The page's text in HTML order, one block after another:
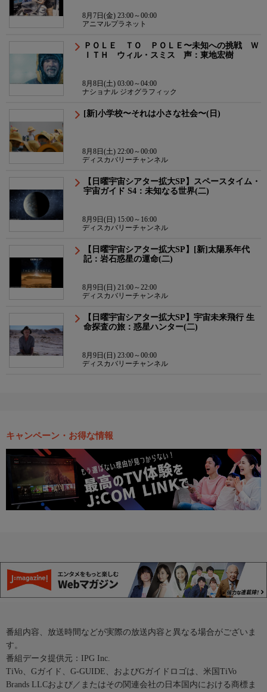
8月7日(金) 23:00～00:00
アニマルプラネット
ＰＯＬＥ ＴＯ ＰＯＬＥ〜未知への挑戦 Ｗ
ＩＴＨ ウィル・スミス 声：東地宏樹
8月8日(土) 03:00～04:00
ナショナル ジオグラフィック
[新]小学校〜それは小さな社会〜(日)
8月8日(土) 22:00～00:00
ディスカバリーチャンネル
【日曜宇宙シアター拡大SP】スペースタイム・
宇宙ガイド S4：未知なる世界(二)
8月9日(日) 15:00～16:00
ディスカバリーチャンネル
【日曜宇宙シアター拡大SP】[新]太陽系年代
記：岩石惑星の運命(二)
8月9日(日) 21:00～22:00
ディスカバリーチャンネル
【日曜宇宙シアター拡大SP】宇宙未来飛行 生
命探査の旅：惑星ハンター(二)
8月9日(日) 23:00～00:00
ディスカバリーチャンネル
キャンペーン・お得な情報
番組内容、放送時間などが実際の放送内容と異なる場合がございま
す。
番組データ提供元：IPG Inc.
TiVo、Gガイド、G-GUIDE、およびGガイドロゴは、米国TiVo
Brands LLCおよび／またはその関連会社の日本国内における商標ま